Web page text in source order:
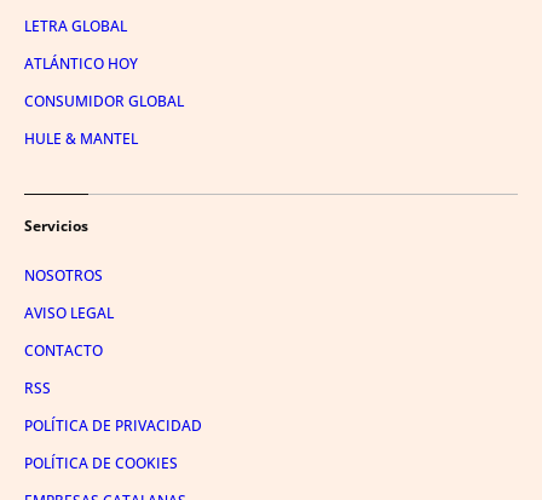
LETRA GLOBAL
ATLÁNTICO HOY
CONSUMIDOR GLOBAL
HULE & MANTEL
Servicios
NOSOTROS
AVISO LEGAL
CONTACTO
RSS
POLÍTICA DE PRIVACIDAD
POLÍTICA DE COOKIES